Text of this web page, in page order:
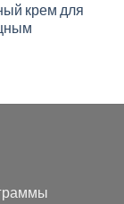
крем для